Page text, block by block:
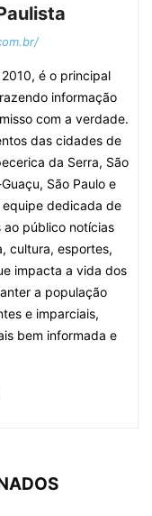
2010, é o principal
informação
com a verdade.
das cidades de
da Serra, São
São Paulo e
equipe dedicada de
ao público notícias
cultura, esportes,
impacta a vida dos
a população
e imparciais,
bem informada e